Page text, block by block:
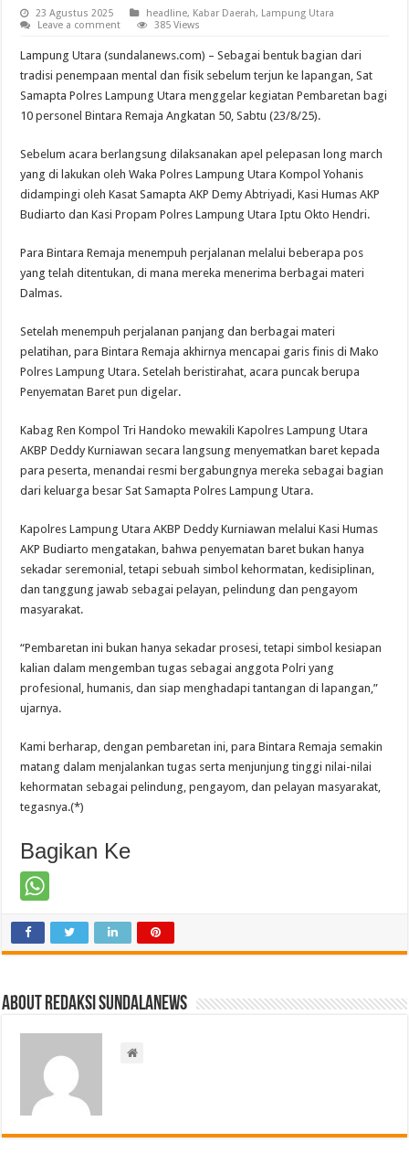
23 Agustus 2025 headline, Kabar Daerah, Lampung Utara
Leave a comment
385 Views
Lampung Utara (sundalanews.com) – Sebagai bentuk bagian dari
tradisi penempaan mental dan fisik sebelum terjun ke lapangan, Sat
Samapta Polres Lampung Utara menggelar kegiatan Pembaretan bagi
10 personel Bintara Remaja Angkatan 50, Sabtu (23/8/25).
Sebelum acara berlangsung dilaksanakan apel pelepasan long march
yang di lakukan oleh Waka Polres Lampung Utara Kompol Yohanis
didampingi oleh Kasat Samapta AKP Demy Abtriyadi, Kasi Humas AKP
Budiarto dan Kasi Propam Polres Lampung Utara Iptu Okto Hendri.
Para Bintara Remaja menempuh perjalanan melalui beberapa pos
yang telah ditentukan, di mana mereka menerima berbagai materi
Dalmas.
Setelah menempuh perjalanan panjang dan berbagai materi
pelatihan, para Bintara Remaja akhirnya mencapai garis finis di Mako
Polres Lampung Utara. Setelah beristirahat, acara puncak berupa
Penyematan Baret pun digelar.
Kabag Ren Kompol Tri Handoko mewakili Kapolres Lampung Utara
AKBP Deddy Kurniawan secara langsung menyematkan baret kepada
para peserta, menandai resmi bergabungnya mereka sebagai bagian
dari keluarga besar Sat Samapta Polres Lampung Utara.
Kapolres Lampung Utara AKBP Deddy Kurniawan melalui Kasi Humas
AKP Budiarto mengatakan, bahwa penyematan baret bukan hanya
sekadar seremonial, tetapi sebuah simbol kehormatan, kedisiplinan,
dan tanggung jawab sebagai pelayan, pelindung dan pengayom
masyarakat.
“Pembaretan ini bukan hanya sekadar prosesi, tetapi simbol kesiapan
kalian dalam mengemban tugas sebagai anggota Polri yang
profesional, humanis, dan siap menghadapi tantangan di lapangan,”
ujarnya.
Kami berharap, dengan pembaretan ini, para Bintara Remaja semakin
matang dalam menjalankan tugas serta menjunjung tinggi nilai-nilai
kehormatan sebagai pelindung, pengayom, dan pelayan masyarakat,
tegasnya.(*)
Bagikan Ke
About Redaksi Sundalanews